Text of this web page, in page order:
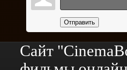
Отправить
Сайт